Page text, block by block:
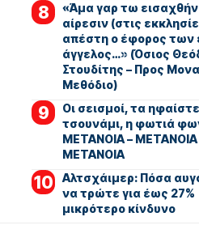
«Άμα γαρ τω
αίρεσιν (στις
απέστη ο έφορος των
άγγελος…» (Όσιος
Στουδίτης – Προς
Μεθόδιο)
Οι σεισμοί, τα
τσουνάμι, η φωτιά
ΜΕΤΑΝΟΙΑ – ΜΕΤΑΝΟΙΑ
ΜΕΤΑΝΟΙΑ
Αλτσχάιμερ: Πόσα
να τρώτε για έως 27%
μικρότερο κίνδυνο